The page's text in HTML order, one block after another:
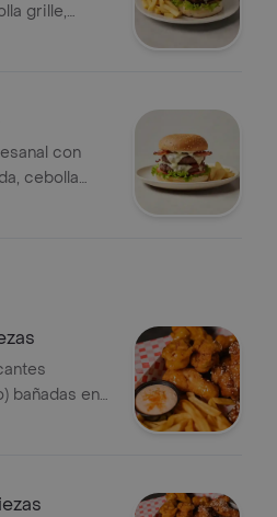
grille,
de
con
cebolla
de
bañadas en